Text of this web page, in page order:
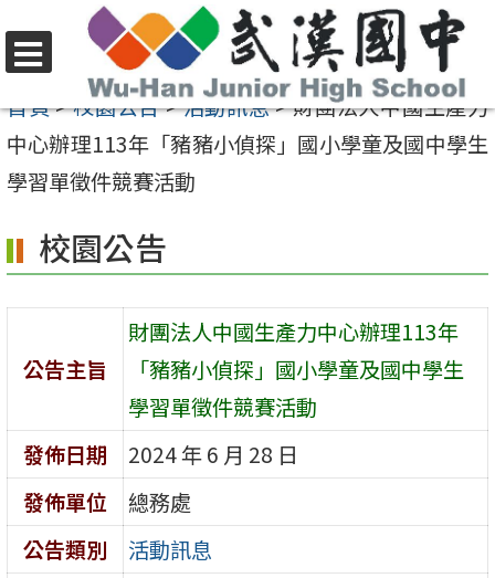
至
要
內
區
選
單
首頁>校園公告>活動訊息>財團法人中國生產力
中心辦理113年「豬豬小偵探」國小學童及國中學生
學習單徵件競賽活動
校園公告
公告主旨
財團法人中國生產力中心辦理113年
「豬豬小偵探」國小學童及國中學生
學習單徵件競賽活動
發佈日期
2024 年 6 月 28 日
發佈單位
總務處
公告類別
活動訊息